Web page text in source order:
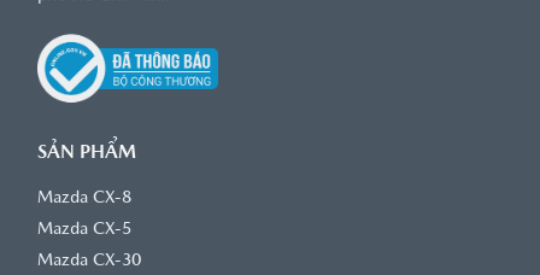
khoản và điều kiện).
XEM CHI TIẾT
SẢN PHẨM
Mazda CX-8
Mazda CX-5
Mazda CX-30